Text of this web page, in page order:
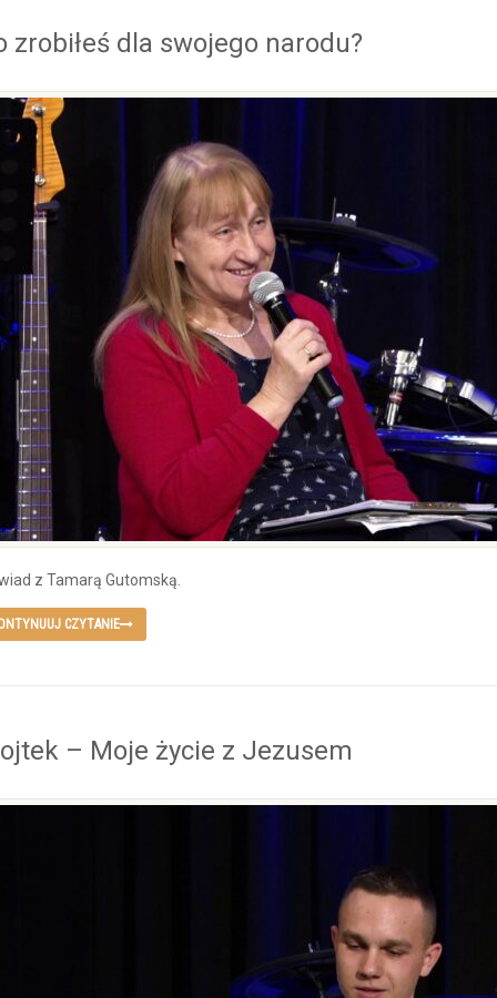
zrobiłeś dla swojego narodu?
z Tamarą Gutomską.
CZYTANIE
– Moje życie z Jezusem